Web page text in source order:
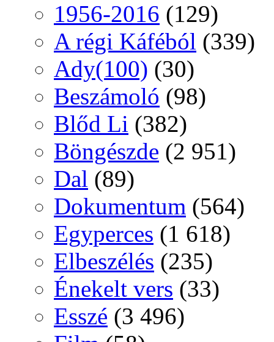
1956-2016 (129)
A régi Káféból (339)
Ady(100) (30)
Beszámoló (98)
Blőd Li (382)
Böngészde (2 951)
Dal (89)
Dokumentum (564)
Egyperces (1 618)
Elbeszélés (235)
Énekelt vers (33)
Esszé (3 496)